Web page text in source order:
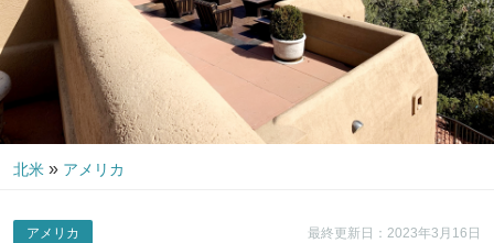
北米 » アメリカ
最終更新日：2023年3月16日
アメリカ